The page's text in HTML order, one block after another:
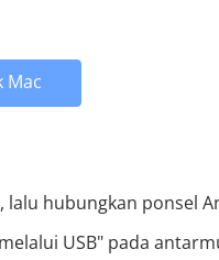
hubungkan ponsel
USB" pada